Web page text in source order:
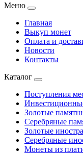
Меню
Главная
Выкуп монет
Оплата и
Новости
Контакты
Каталог
Поступления
Золотые
Серебряные
Золотые
Серебряные
Монеты из